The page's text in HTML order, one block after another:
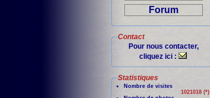
Forum
Contact
Pour nous contacter,
cliquez ici :
Statistiques
Nombre de visites
1021018 (*)